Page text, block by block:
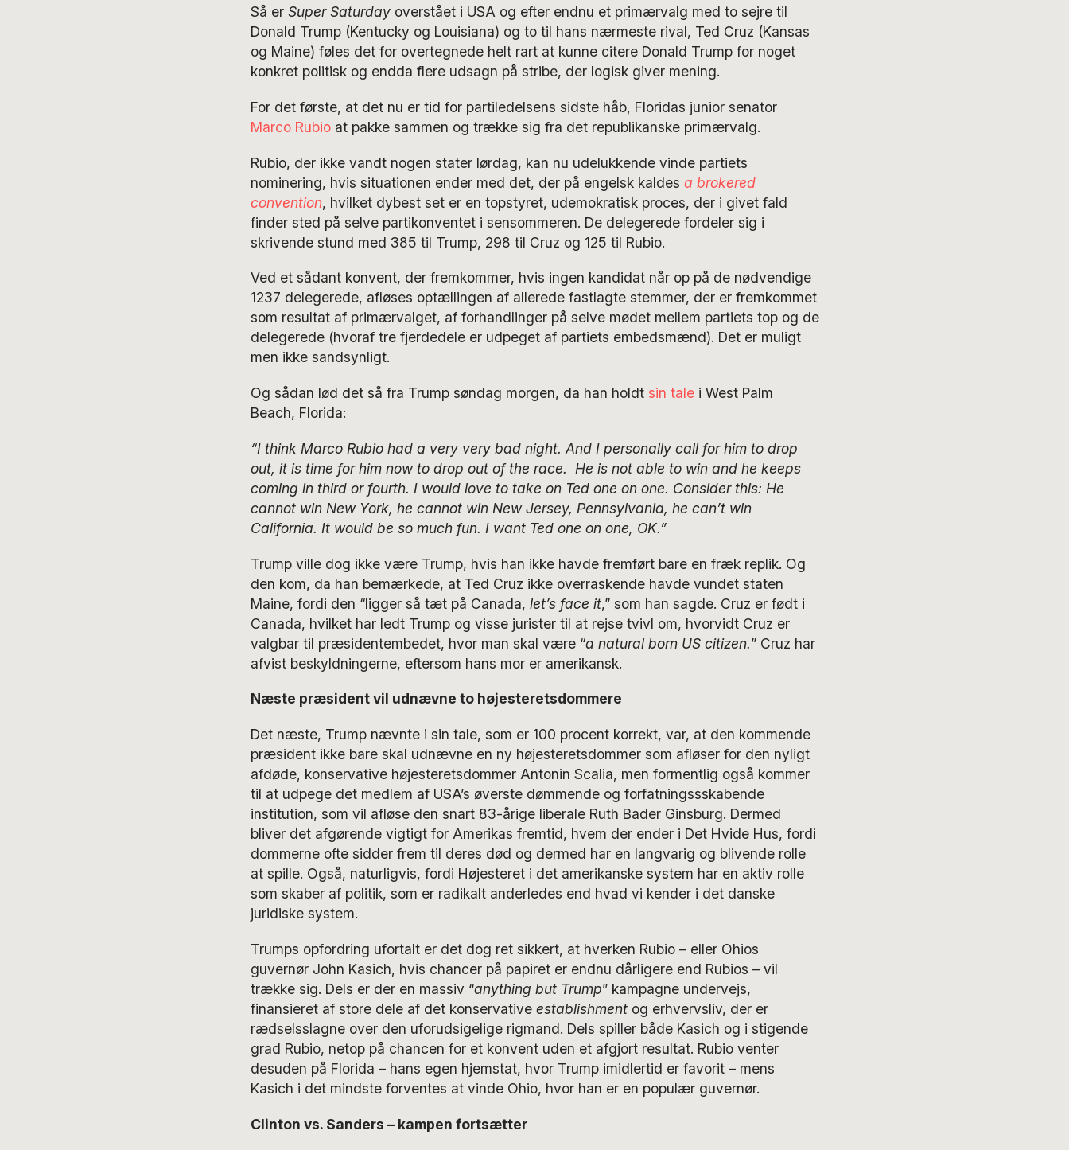
Så er Super Saturdayoverstået i USA og efter endnu et primærvalg med to sejre til
Donald Trump (Kentucky og Louisiana) og to til hans nærmeste rival, Ted Cruz (Kansas
og Maine) føles det for overtegnede helt rart at kunne citere Donald Trump for noget
konkret politisk og endda flere udsagn på stribe, der logisk giver mening.
For det første, at det nu er tid for partiledelsens sidste håb, Floridas junior senator
Marco Rubioat pakke sammen og trække sig fra det republikanske primærvalg.
Rubio, der ikke vandt nogen stater lørdag, kan nu udelukkende vinde partiets
nominering, hvis situationen ender med det, der på engelsk kaldes a brokered
convention, hvilket dybest set er en topstyret, udemokratisk proces, der i givet fald
finder sted på selve partikonventet i sensommeren. De delegerede fordeler sig i
skrivende stund med 385 til Trump, 298 til Cruz og 125 til Rubio.
Ved et sådant konvent, der fremkommer, hvis ingen kandidat når op på de nødvendige
1237 delegerede, afløses optællingen af allerede fastlagte stemmer, der er fremkommet
som resultat af primærvalget, af forhandlinger på selve mødet mellem partiets top og de
delegerede (hvoraf tre fjerdedele er udpeget af partiets embedsmænd). Det er muligt
men ikke sandsynligt.
Og sådan lød det så fra Trump søndag morgen, da han holdt sin tale i West Palm
Beach, Florida:
“I think Marco Rubio had a very very bad night. And I personally call for him to drop
out, it is time for him now to drop out of the race. He is not able to win and he keeps
coming in third or fourth. I would love to take on Ted one on one. Consider this: He
cannot win New York, he cannot win New Jersey, Pennsylvania, he can’t win
California. It would be so much fun. I want Ted one on one, OK.”
Trump ville dog ikke være Trump, hvis han ikke havde fremført bare en fræk replik. Og
den kom, da han bemærkede, at Ted Cruz ikke overraskende havde vundet staten
Maine, fordi den “ligger så tæt på Canada, let’s face it,” som han sagde. Cruz er født i
Canada, hvilket har ledt Trump og visse jurister til at rejse tvivl om, hvorvidt Cruz er
valgbar til præsidentembedet, hvor man skal være “a natural born US citizen.” Cruz har
afvist beskyldningerne, eftersom hans mor er amerikansk.
Næste præsident vil udnævne to højesteretsdommere
Det næste, Trump nævnte i sin tale, som er 100 procent korrekt, var, at den kommende
præsident ikke bare skal udnævne en ny højesteretsdommer som afløser for den nyligt
afdøde, konservative højesteretsdommer Antonin Scalia, men formentlig også kommer
til at udpege det medlem af USA’s øverste dømmende og forfatningssskabende
institution, som vil afløse den snart 83-årige liberale Ruth Bader Ginsburg. Dermed
bliver det afgørende vigtigt for Amerikas fremtid, hvem der ender i Det Hvide Hus, fordi
dommerne ofte sidder frem til deres død og dermed har en langvarig og blivende rolle
at spille. Også, naturligvis, fordi Højesteret i det amerikanske system har en aktiv rolle
som skaber af politik, som er radikalt anderledes end hvad vi kender i det danske
juridiske system.
Trumps opfordring ufortalt er det dog ret sikkert, at hverken Rubio – eller Ohios
guvernør John Kasich, hvis chancer på papiret er endnu dårligere end Rubios – vil
trække sig. Dels er der en massiv “anything but Trump” kampagne undervejs,
finansieret af store dele af det konservative establishmentog erhvervsliv, der er
rædselsslagne over den uforudsigelige rigmand. Dels spiller både Kasich og i stigende
grad Rubio, netop på chancen for et konvent uden et afgjort resultat. Rubio venter
desuden på Florida – hans egen hjemstat, hvor Trump imidlertid er favorit – mens
Kasich i det mindste forventes at vinde Ohio, hvor han er en populær guvernør.
Clinton vs. Sanders – kampen fortsætter